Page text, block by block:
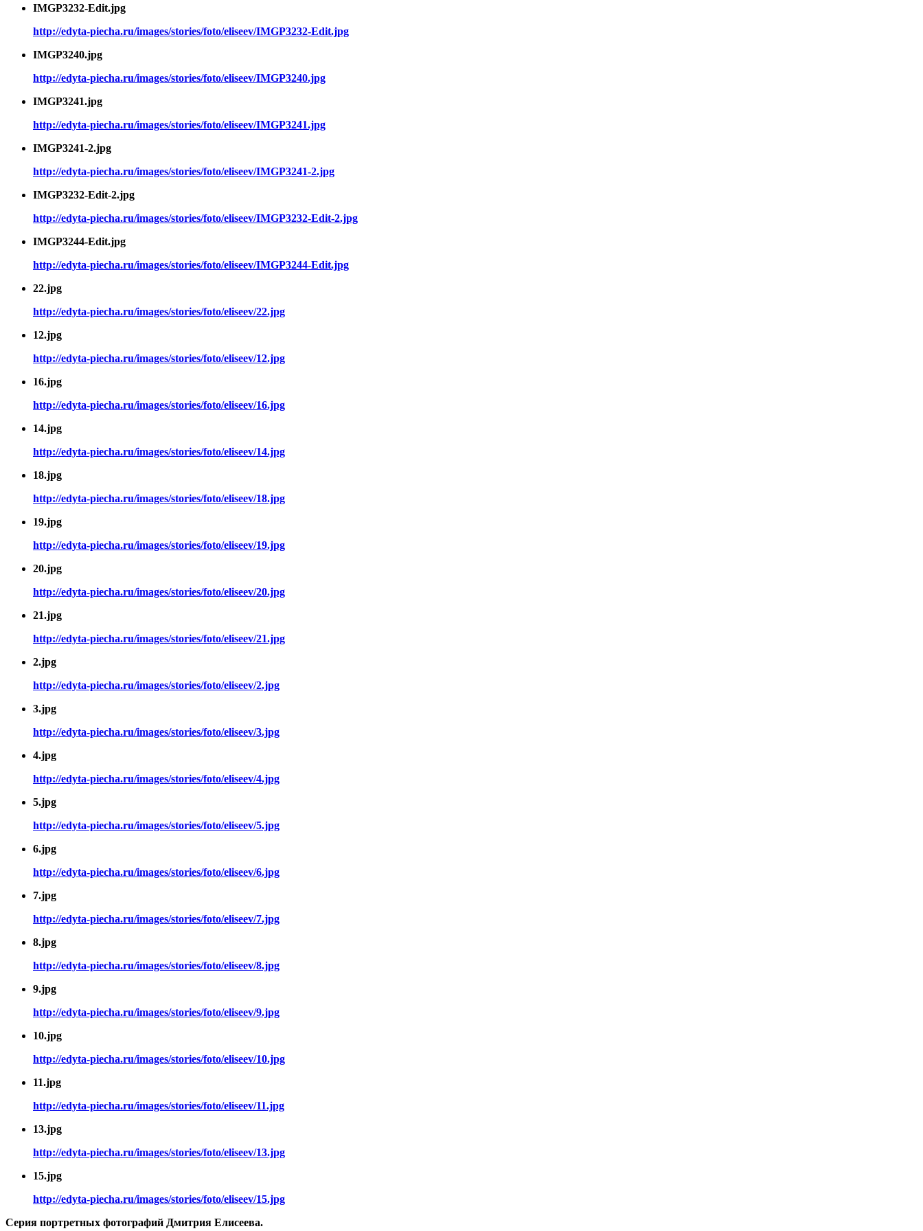
IMGP3232-Edit.jpg
http://edyta-piecha.ru/images/stories/foto/eliseev/IMGP3232-Edit.jpg
IMGP3240.jpg
http://edyta-piecha.ru/images/stories/foto/eliseev/IMGP3240.jpg
IMGP3241.jpg
http://edyta-piecha.ru/images/stories/foto/eliseev/IMGP3241.jpg
IMGP3241-2.jpg
http://edyta-piecha.ru/images/stories/foto/eliseev/IMGP3241-2.jpg
IMGP3232-Edit-2.jpg
http://edyta-piecha.ru/images/stories/foto/eliseev/IMGP3232-Edit-2.jpg
IMGP3244-Edit.jpg
http://edyta-piecha.ru/images/stories/foto/eliseev/IMGP3244-Edit.jpg
22.jpg
http://edyta-piecha.ru/images/stories/foto/eliseev/22.jpg
12.jpg
http://edyta-piecha.ru/images/stories/foto/eliseev/12.jpg
16.jpg
http://edyta-piecha.ru/images/stories/foto/eliseev/16.jpg
14.jpg
http://edyta-piecha.ru/images/stories/foto/eliseev/14.jpg
18.jpg
http://edyta-piecha.ru/images/stories/foto/eliseev/18.jpg
19.jpg
http://edyta-piecha.ru/images/stories/foto/eliseev/19.jpg
20.jpg
http://edyta-piecha.ru/images/stories/foto/eliseev/20.jpg
21.jpg
http://edyta-piecha.ru/images/stories/foto/eliseev/21.jpg
2.jpg
http://edyta-piecha.ru/images/stories/foto/eliseev/2.jpg
3.jpg
http://edyta-piecha.ru/images/stories/foto/eliseev/3.jpg
4.jpg
http://edyta-piecha.ru/images/stories/foto/eliseev/4.jpg
5.jpg
http://edyta-piecha.ru/images/stories/foto/eliseev/5.jpg
6.jpg
http://edyta-piecha.ru/images/stories/foto/eliseev/6.jpg
7.jpg
http://edyta-piecha.ru/images/stories/foto/eliseev/7.jpg
8.jpg
http://edyta-piecha.ru/images/stories/foto/eliseev/8.jpg
9.jpg
http://edyta-piecha.ru/images/stories/foto/eliseev/9.jpg
10.jpg
http://edyta-piecha.ru/images/stories/foto/eliseev/10.jpg
11.jpg
http://edyta-piecha.ru/images/stories/foto/eliseev/11.jpg
13.jpg
http://edyta-piecha.ru/images/stories/foto/eliseev/13.jpg
15.jpg
http://edyta-piecha.ru/images/stories/foto/eliseev/15.jpg
Серия портретных фотографий Дмитрия Елисеева.